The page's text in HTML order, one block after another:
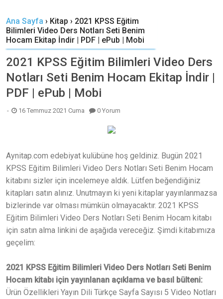
Ana Sayfa › Kitap › 2021 KPSS Eğitim
Bilimleri Video Ders Notları Seti Benim
Hocam Ekitap İndir | PDF | ePub | Mobi
2021 KPSS Eğitim Bilimleri Video Ders
Notları Seti Benim Hocam Ekitap İndir |
PDF | ePub | Mobi
16 Temmuz 2021 Cuma 0 Yorum
Aynitap.com edebiyat kulübüne hoş geldiniz. Bugün 2021
KPSS Eğitim Bilimleri Video Ders Notları Seti Benim Hocam
kitabını sizler için incelemeye aldık. Lütfen beğendiğiniz
kitapları satın alınız. Unutmayın ki yeni kitaplar yayınlanmazsa
bizlerinde var olması mümkün olmayacaktır. 2021 KPSS
Eğitim Bilimleri Video Ders Notları Seti Benim Hocam kitabı
için satın alma linkini de aşağıda vereceğiz. Şimdi kitabımıza
geçelim:
2021 KPSS Eğitim Bilimleri Video Ders Notları Seti Benim
Hocam kitabı için yayınlanan açıklama ve basıl bülteni:
Ürün Özellikleri Yayın Dili Türkçe Sayfa Sayısı 5 Video Notları